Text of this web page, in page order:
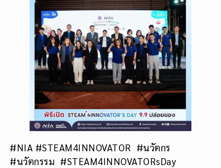
#NIA #STEAM4INNOVATOR #นวัตกร
#นวัตกรรม #STEAM4INNOVATORsDay